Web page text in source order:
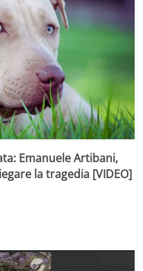
Emanuele Artibani,
la tragedia [VIDEO]